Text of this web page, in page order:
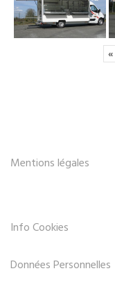
«
Mentions légales
Info Cookies
Données Personnelles